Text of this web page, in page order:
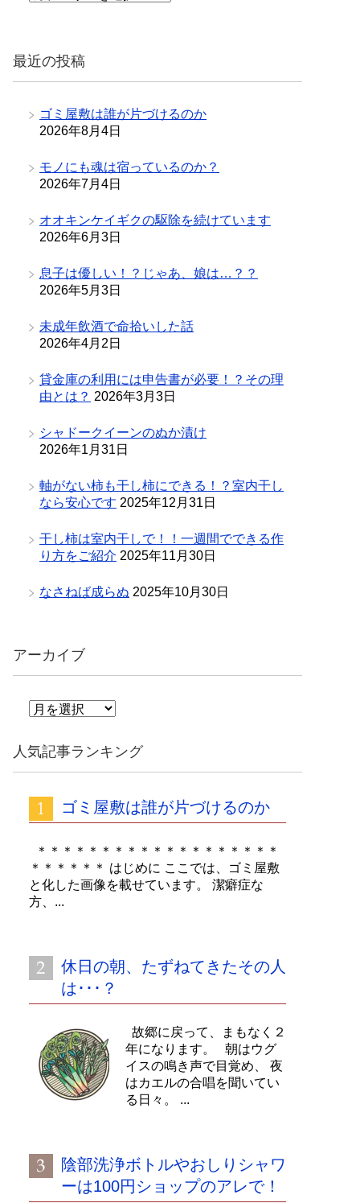
ー
最近の投稿
ゴミ屋敷は誰が片づけるのか
2026年8月4日
モノにも魂は宿っているのか？
2026年7月4日
オオキンケイギクの駆除を続けています
2026年6月3日
息子は優しい！？じゃあ、娘は…？？
2026年5月3日
未成年飲酒で命拾いした話
2026年4月2日
貸金庫の利用には申告書が必要！？その理
由とは？ 2026年3月3日
シャドークイーンのぬか漬け
2026年1月31日
軸がない柿も干し柿にできる！？室内干し
なら安心です 2025年12月31日
干し柿は室内干しで！！一週間でできる作
り方をご紹介 2025年11月30日
なさねば成らぬ 2025年10月30日
アーカイブ
ア
イ
ブ
人気記事ランキング
ゴミ屋敷は誰が片づけるのか
＊＊＊＊＊＊＊＊＊＊＊＊＊＊＊＊＊＊＊
＊＊＊＊＊＊ はじめに ここでは、ゴミ屋敷
と化した画像を載せています。 潔癖症な
方、...
休日の朝、たずねてきたその人
は･･･？
故郷に戻って、まもなく２
年になります。 朝はウグ
イスの鳴き声で目覚め、 夜
はカエルの合唱を聞いてい
る日々。 ...
陰部洗浄ボトルやおしりシャワ
ーは100円ショップのアレで！